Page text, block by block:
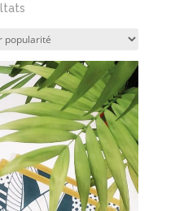
Trié
popularité